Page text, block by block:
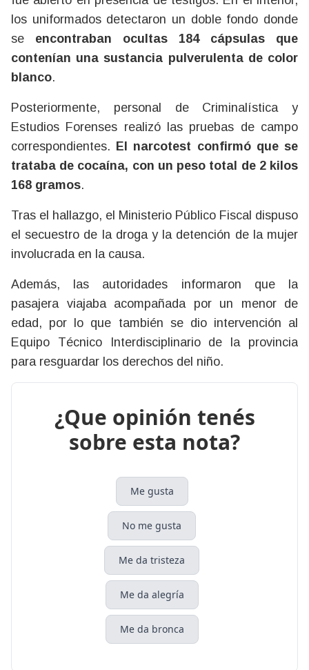
los uniformados detectaron un doble fondo donde
se encontraban ocultas 184 cápsulas que
contenían una sustancia pulverulenta de color
blanco.
Posteriormente, personal de Criminalística y
Estudios Forenses realizó las pruebas de campo
correspondientes. El narcotest confirmó que se
trataba de cocaína, con un peso total de 2 kilos
168 gramos.
Tras el hallazgo, el Ministerio Público Fiscal dispuso
el secuestro de la droga y la detención de la mujer
involucrada en la causa.
Además, las autoridades informaron que la
pasajera viajaba acompañada por un menor de
edad, por lo que también se dio intervención al
Equipo Técnico Interdisciplinario de la provincia
para resguardar los derechos del niño.
¿Que opinión tenés
sobre esta nota?
Me gusta
No me gusta
Me da tristeza
Me da alegría
Me da bronca